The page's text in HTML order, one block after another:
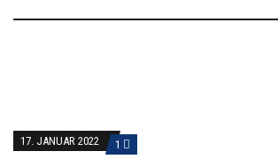
17. JANUAR 2022 1